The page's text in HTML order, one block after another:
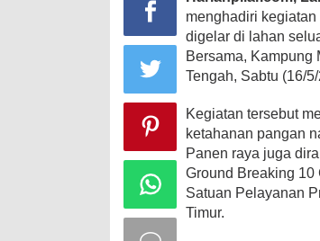
menghadiri
digelar di lahan
Bersama, Kampung
Tengah, Sabtu (16/
Kegiatan tersebut
ketahanan pangan
Panen raya juga
Ground Breaking
Satuan Pelayanan
Timur.